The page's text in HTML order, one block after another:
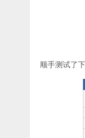
顺手测试了